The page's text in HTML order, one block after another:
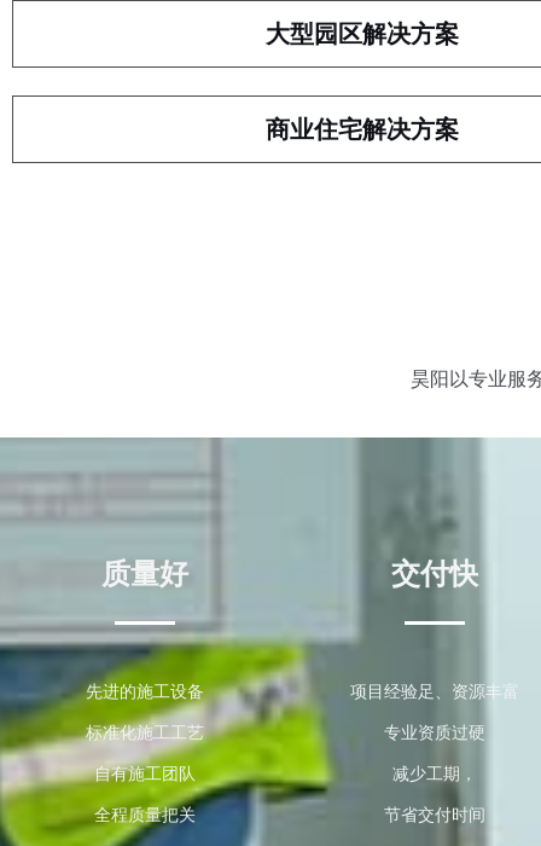
大型园区解决方案
商业住宅解决方案
昊阳以专业服
质量好
先进的施工设备
标准化施工工艺
自有施工团队
全程质量把关
交付快
项目经验足、资源丰富
专业资质过硬
减少工期，
节省交付时间